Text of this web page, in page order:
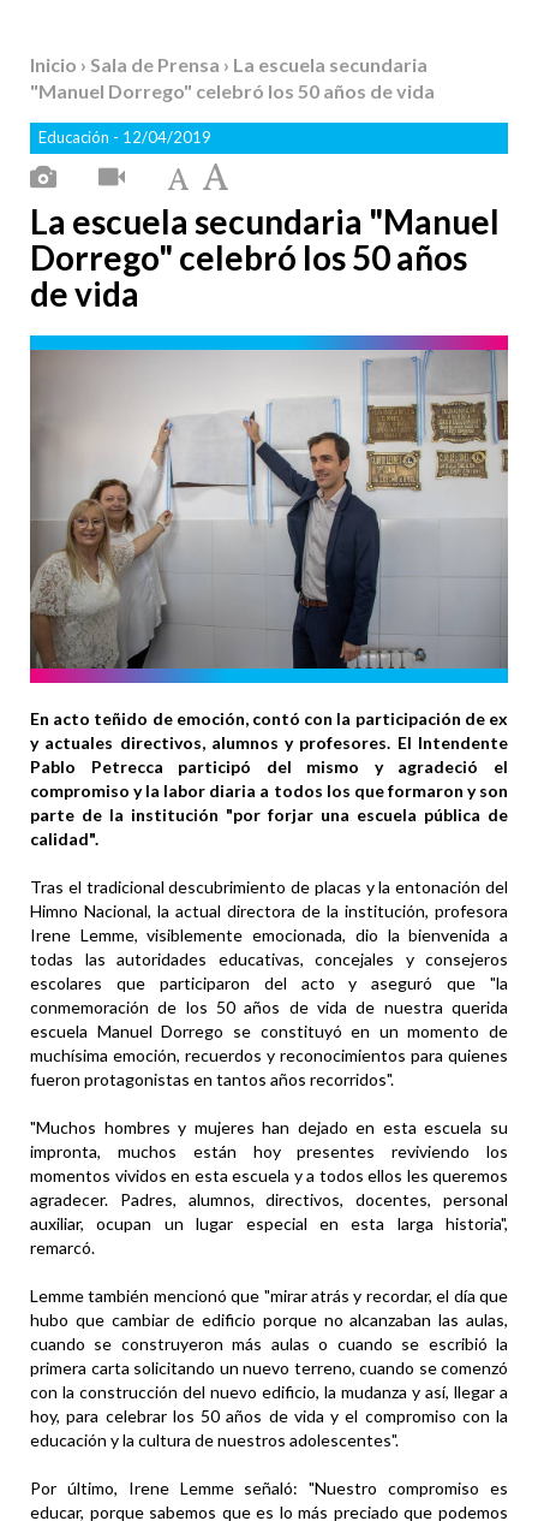
Inicio › Sala de Prensa › La escuela secundaria
"Manuel Dorrego" celebró los 50 años de vida
Educación - 12/04/2019
La escuela secundaria "Manuel
Dorrego" celebró los 50 años
de vida
En acto teñido de emoción, contó con la participación de ex
y actuales directivos, alumnos y profesores. El Intendente
Pablo Petrecca participó del mismo y agradeció el
compromiso y la labor diaria a todos los que formaron y son
parte de la institución "por forjar una escuela pública de
calidad".
Tras el tradicional descubrimiento de placas y la entonación del
Himno Nacional, la actual directora de la institución, profesora
Irene Lemme, visiblemente emocionada, dio la bienvenida a
todas las autoridades educativas, concejales y consejeros
escolares que participaron del acto y aseguró que "la
conmemoración de los 50 años de vida de nuestra querida
escuela Manuel Dorrego se constituyó en un momento de
muchísima emoción, recuerdos y reconocimientos para quienes
fueron protagonistas en tantos años recorridos".
"Muchos hombres y mujeres han dejado en esta escuela su
impronta, muchos están hoy presentes reviviendo los
momentos vividos en esta escuela y a todos ellos les queremos
agradecer. Padres, alumnos, directivos, docentes, personal
auxiliar, ocupan un lugar especial en esta larga historia",
remarcó.
Lemme también mencionó que "mirar atrás y recordar, el día que
hubo que cambiar de edificio porque no alcanzaban las aulas,
cuando se construyeron más aulas o cuando se escribió la
primera carta solicitando un nuevo terreno, cuando se comenzó
con la construcción del nuevo edificio, la mudanza y así, llegar a
hoy, para celebrar los 50 años de vida y el compromiso con la
educación y la cultura de nuestros adolescentes".
Por último, Irene Lemme señaló: "Nuestro compromiso es
educar, porque sabemos que es lo más preciado que podemos